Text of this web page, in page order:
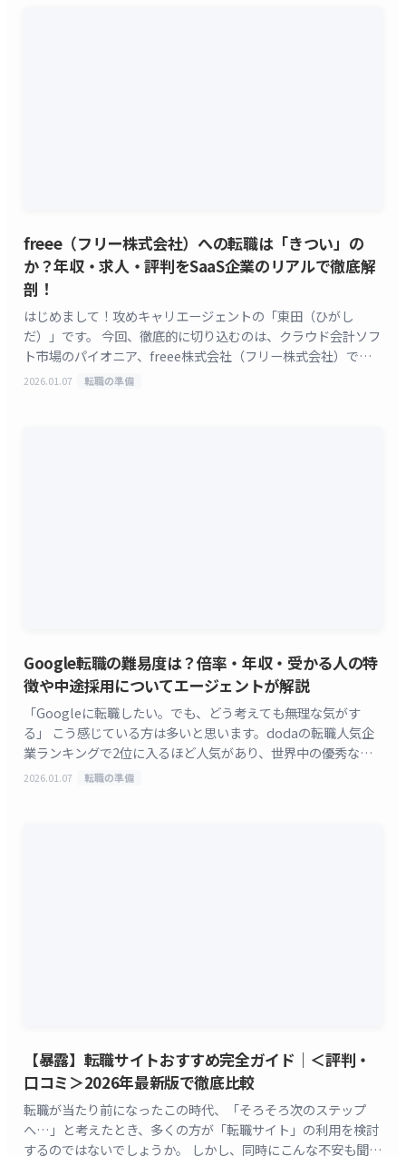
freee（フリー株式会社）への転職は「きつい」の
か？年収・求人・評判をSaaS企業のリアルで徹底解
剖！
はじめまして！攻めキャリエージェントの「東田（ひがし
だ）」です。 今回、徹底的に切り込むのは、クラウド会計ソフ
ト市場のパイオニア、freee株式会社（フリー株式会社）で
す。 freeeへの転職やfreeeの評判で検索して [&hellip;]
2026.01.07 転職の準備
Google転職の難易度は？倍率・年収・受かる人の特
徴や中途採用についてエージェントが解説
「Googleに転職したい。でも、どう考えても無理な気がす
る」 こう感じている方は多いと思います。dodaの転職人気企
業ランキングで2位に入るほど人気があり、世界中の優秀な人
材が応募するGoogleへの転職は、確かに簡単 [&hellip;]
2026.01.07 転職の準備
【暴露】転職サイトおすすめ完全ガイド｜＜評判・
口コミ＞2026年最新版で徹底比較
転職が当たり前になったこの時代、「そろそろ次のステップ
へ…」と考えたとき、多くの方が「転職サイト」の利用を検討
するのではないでしょうか。 しかし、同時にこんな不安も聞こ